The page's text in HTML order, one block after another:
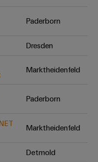
Produktinnovationen
Ihre Industrie.
Paderborn
Dresden
Marktheidenfeld
Paderborn
Marktheidenfeld
Detmold